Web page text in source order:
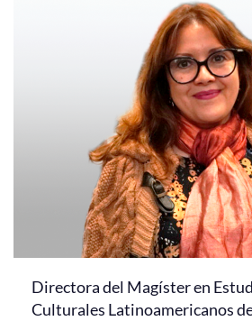
Directora del Magíster en
Culturales Latinoamericanos